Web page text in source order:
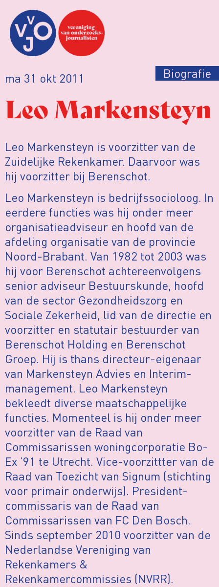
ma 31 okt 2011 Biografie
Leo Markensteyn
Leo Markensteyn is voorzitter van de
Zuidelijke Rekenkamer. Daarvoor was
hij voorzitter bij Berenschot.
Leo Markensteyn is bedrijfssocioloog. In
eerdere functies was hij onder meer
organisatieadviseur en hoofd van de
afdeling organisatie van de provincie
Noord-Brabant. Van 1982 tot 2003 was
hij voor Berenschot achtereenvolgens
senior adviseur Bestuurskunde, hoofd
van de sector Gezondheidszorg en
Sociale Zekerheid, lid van de directie en
voorzitter en statutair bestuurder van
Berenschot Holding en Berenschot
Groep. Hij is thans directeur-eigenaar
van Markensteyn Advies en Interim-
management. Leo Markensteyn
bekleedt diverse maatschappelijke
functies. Momenteel is hij onder meer
voorzitter van de Raad van
Commissarissen woningcorporatie Bo-
Ex ’91 te Utrecht. Vice-voorzittter van de
Raad van Toezicht van Signum (stichting
voor primair onderwijs). President-
commissaris van de Raad van
Commissarissen van FC Den Bosch.
Sinds september 2010 voorzitter van de
Nederlandse Vereniging van
Rekenkamers &
Rekenkamercommissies (NVRR).